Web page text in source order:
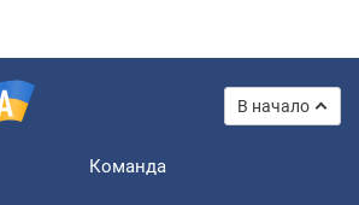
В начало
Команда